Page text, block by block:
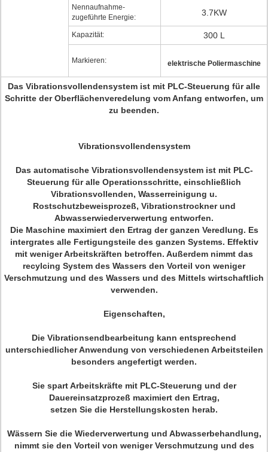
Nennaufnahme-
zugeführte Energie:
3.7KW
Kapazität: 300 L
Markieren: elektrische Poliermaschine
Das Vibrationsvollendensystem ist mit PLC-Steuerung für alle
Schritte der Oberflächenveredelung vom Anfang entworfen, um
zu beenden.
Vibrationsvollendensystem
Das automatische Vibrationsvollendensystem ist mit PLC-
Steuerung für alle Operationsschritte, einschließlich
Vibrationsvollenden, Wasserreinigung u.
Rostschutzbeweisprozeß, Vibrationstrockner und
Abwasserwiederverwertung entworfen.
Die Maschine maximiert den Ertrag der ganzen Veredlung. Es
intergrates alle Fertigungsteile des ganzen Systems. Effektiv
mit weniger Arbeitskräften betroffen. Außerdem nimmt das
recylcing System des Wassers den Vorteil von weniger
Verschmutzung und des Wassers und des Mittels wirtschaftlich
verwenden.
Eigenschaften,
Die Vibrationsendbearbeitung kann entsprechend
unterschiedlicher Anwendung von verschiedenen Arbeitsteilen
besonders angefertigt werden.
Sie spart Arbeitskräfte mit PLC-Steuerung und der
Dauereinsatzprozeß maximiert den Ertrag,
setzen Sie die Herstellungskosten herab.
Wässern Sie die Wiederverwertung und Abwasserbehandlung,
nimmt sie den Vorteil von weniger Verschmutzung und des